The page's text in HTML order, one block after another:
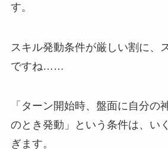
す。
スキル発動条件が厳しい割に、
ですね……
「ターン開始時、盤面に自分の
のとき発動」という条件は、い
ぎます。